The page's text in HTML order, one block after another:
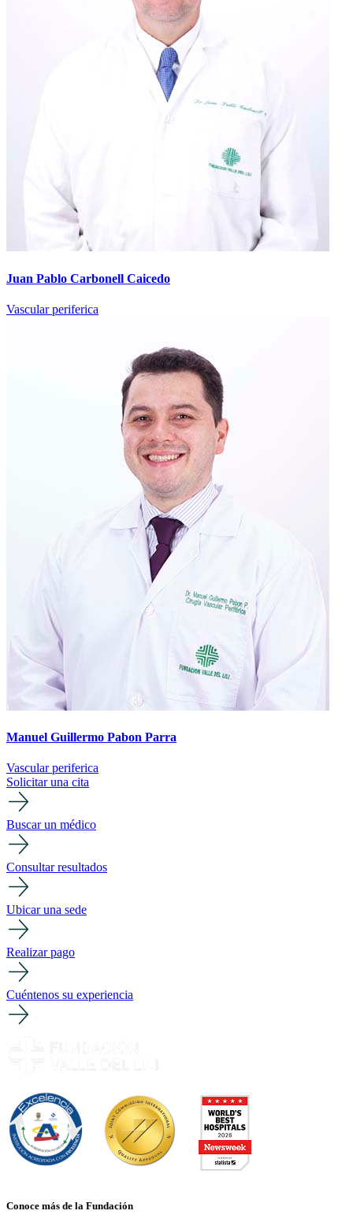
Juan Pablo Carbonell Caicedo
Vascular periferica
Manuel Guillermo Pabon Parra
Vascular periferica
Solicitar una cita
Buscar un médico
Consultar resultados
Ubicar una sede
Realizar pago
Cuéntenos su experiencia
Conoce más de la Fundación